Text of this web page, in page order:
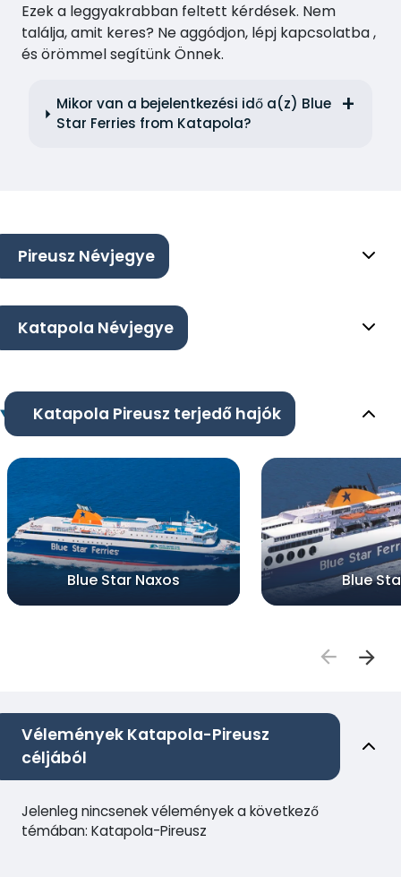
Ezek a leggyakrabban feltett kérdések. Nem
találja, amit keres? Ne aggódjon, lépj kapcsolatba ,
és örömmel segítünk Önnek.
Mikor van a bejelentkezési idő a(z) Blue
Star Ferries from Katapola?
Pireusz Névjegye
Katapola Névjegye
Katapola Pireusz terjedő hajók
Blue Star Naxos Blue
Vélemények Katapola-Pireusz
céljából
Jelenleg nincsenek vélemények a következő
témában: Katapola-Pireusz